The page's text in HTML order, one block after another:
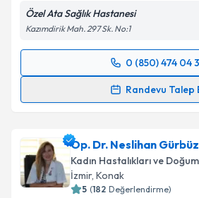
Özel Ata Sağlık Hastanesi
Kazımdirik Mah. 297 Sk. No:1
0 (850) 474 04
Randevu Talep
Randevu Takvimi Talebi
almanız için bir takvim
bilgilendireceğiz.
E-posta Adresiniz
Op. Dr. Neslihan Gürbüz
Kadın Hastalıkları ve Doğum
İzmir, Konak
5 (182 Değerlendirme)